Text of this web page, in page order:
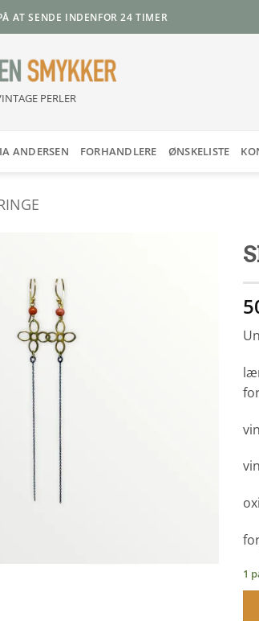
AT SENDE INDENFOR 24 TIMER
PERLER
ANDERSEN FORHANDLERE ØNSKELISTE
1